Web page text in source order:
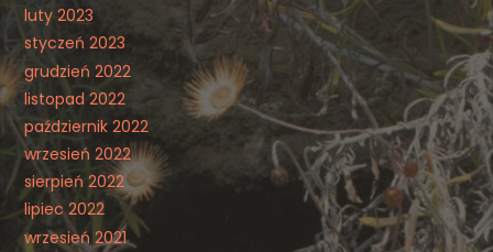
luty 2023
styczeń 2023
grudzień 2022
listopad 2022
październik 2022
wrzesień 2022
sierpień 2022
lipiec 2022
wrzesień 2021